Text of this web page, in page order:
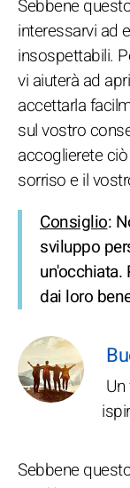
Sebbene
interessarvi ad
insospettabili.
vi aiuterà ad
accettarla
sul vostro
accoglierete
sorriso e il
Consiglio:
sviluppo
dai loro
Sebbene